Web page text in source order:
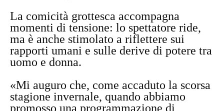
La comicità grottesca accompagna
momenti di tensione: lo spettatore ride,
ma è anche stimolato a riflettere sui
rapporti umani e sulle derive di potere tra
uomo e donna.
«Mi auguro che, come accaduto la scorsa
stagione invernale, quando abbiamo
promosso una programmazione di